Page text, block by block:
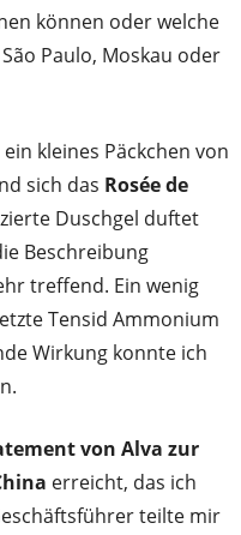
können oder welche
Paulo, Moskau oder
kleines Päckchen von
sich das Rosée de
Duschgel duftet
Beschreibung
treffend. Ein wenig
Tensid Ammonium
Wirkung konnte ich
von Alva zur
erreicht, das ich
teilte mir